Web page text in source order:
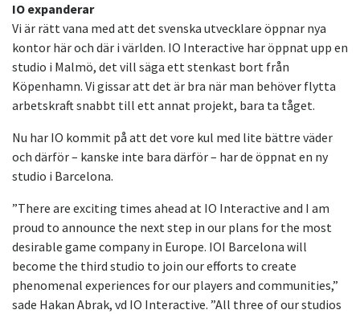
IO expanderar
Vi är rätt vana med att det svenska utvecklare öppnar nya
kontor här och där i världen. IO Interactive har öppnat upp en
studio i Malmö, det vill säga ett stenkast bort från
Köpenhamn. Vi gissar att det är bra när man behöver flytta
arbetskraft snabbt till ett annat projekt, bara ta tåget.
Nu har IO kommit på att det vore kul med lite bättre väder
och därför – kanske inte bara därför – har de öppnat en ny
studio i Barcelona.
”There are exciting times ahead at IO Interactive and I am
proud to announce the next step in our plans for the most
desirable game company in Europe. IOI Barcelona will
become the third studio to join our efforts to create
phenomenal experiences for our players and communities,”
sade Hakan Abrak, vd IO Interactive. ”All three of our studios